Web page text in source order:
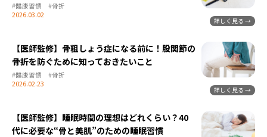
2026.03.02
#健康習慣 #骨折
【医師監修】骨粗しょう症になる前に！股関節の
骨折を防ぐために知っておきたいこと
2026.02.23
#健康習慣 #骨折
【医師監修】睡眠時間の理想はどれくらい？40
代に必要な“骨と美肌”のための睡眠習慣